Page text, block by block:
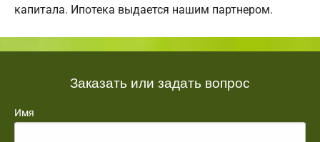
капитала. Ипотека выдается нашим партнером.
Заказать или задать вопрос
Имя